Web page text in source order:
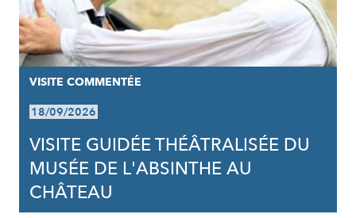
VISITE COMMENTÉE
18/09/2026
VISITE GUIDÉE THÉÂTRALISÉE DU
MUSÉE DE L'ABSINTHE AU
CHÂTEAU